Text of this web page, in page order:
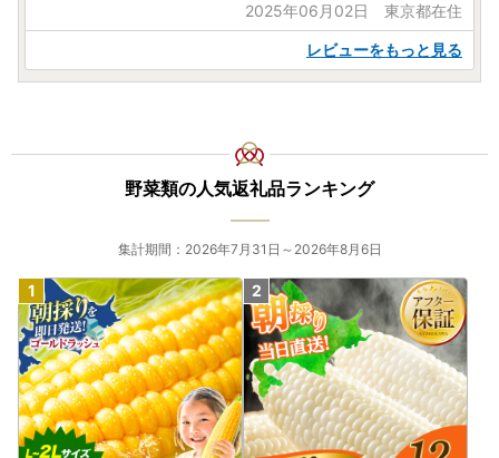
2025年06月02日 東京都在住
レビューをもっと見る
野菜類の人気返礼品ランキング
集計期間：2026年7月31日～2026年8月6日